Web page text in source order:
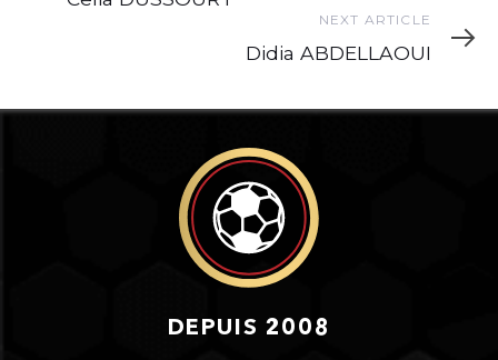
Article
NEXT ARTICLE
Didia ABDELLAOUI
DEPUIS 2008